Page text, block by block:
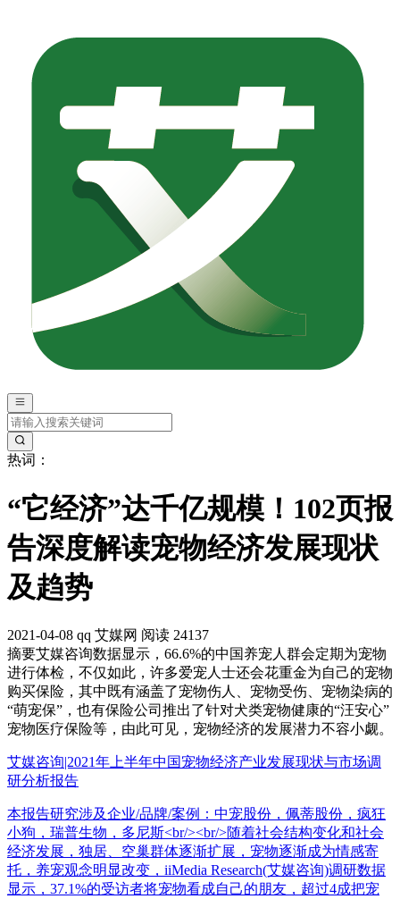
热词：
“它经济”达千亿规模！102页报
告深度解读宠物经济发展现状
及趋势
2021-04-08 qq 艾媒网 阅读 24137
摘要艾媒咨询数据显示，66.6%的中国养宠人群会定期为宠物
进行体检，不仅如此，许多爱宠人士还会花重金为自己的宠物
购买保险，其中既有涵盖了宠物伤人、宠物受伤、宠物染病的
“萌宠保”，也有保险公司推出了针对犬类宠物健康的“汪安心”
宠物医疗保险等，由此可见，宠物经济的发展潜力不容小觑。
艾媒咨询|2021年上半年中国宠物经济产业发展现状与市场调
研分析报告
本报告研究涉及企业/品牌/案例：中宠股份，佩蒂股份，疯狂
小狗，瑞普生物，多尼斯<br/><br/>随着社会结构变化和社会
经济发展，独居、空巢群体逐渐扩展，宠物逐渐成为情感寄
托，养宠观念明显改变，iiMedia Research(艾媒咨询)调研数据
显示，37.1%的受访者将宠物看成自己的朋友，超过4成把宠